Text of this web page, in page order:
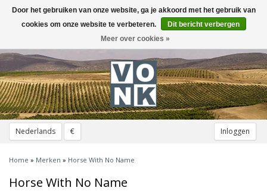
Nederlands € Inloggen
Toggle
navigation
Home » Merken » Horse With No Name
Horse With No Name
Door het gebruiken van onze website, ga je akkoord met het gebruik van
cookies om onze website te verbeteren.
Dit bericht verbergen
Meer over cookies »